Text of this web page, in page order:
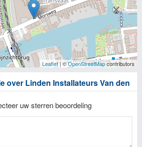
Leaflet| ©OpenStreetMapcontributors
over Linden Installateurs Van den
uw sterren beoordeling